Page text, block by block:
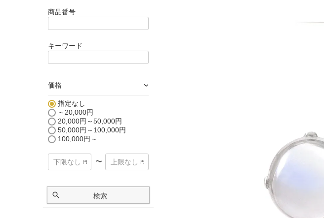
商品番号
キーワード
価格 ›
指定なし
～20,000円
20,000円～50,000円
50,000円～100,000円
100,000円～
〜
検索